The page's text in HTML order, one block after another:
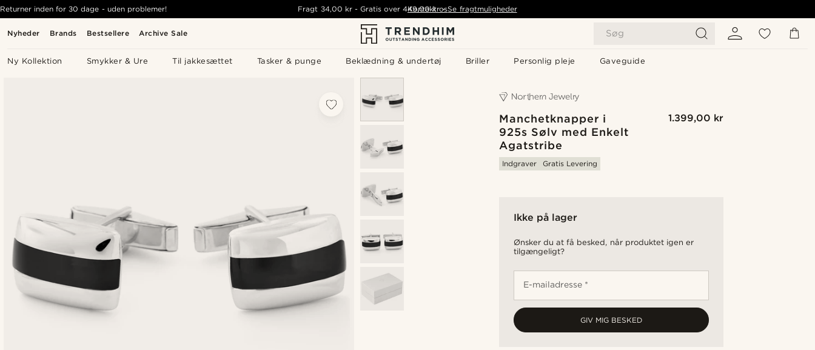
Nyheder Brands Bestsellere Archive Sale Søg
Ny Kollektion Smykker & Ure Til jakkesættet Tasker & punge Beklædning & undertøj Briller Personlig pleje Gaveguide
Returner inden for 30 dage - uden problemer! Fragt 34,00 kr- Gratis over 449,00 kr - Se fragtmuligheder
Kontakt os
Manchetknapper i
925s Sølv med Enkelt
Agatstribe
1.399,00 kr
Indgraver Gratis Levering
Ikke på lager
Ønsker du at få besked, når produktet igen er
tilgængeligt?
E-mailadresse *
GIV MIG BESKED